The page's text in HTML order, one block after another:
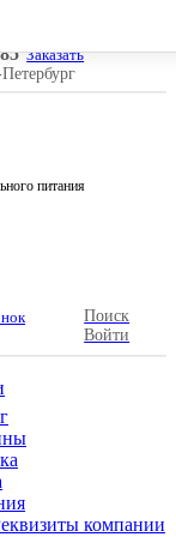
Заказать
питания
Поиск
Войти
компании